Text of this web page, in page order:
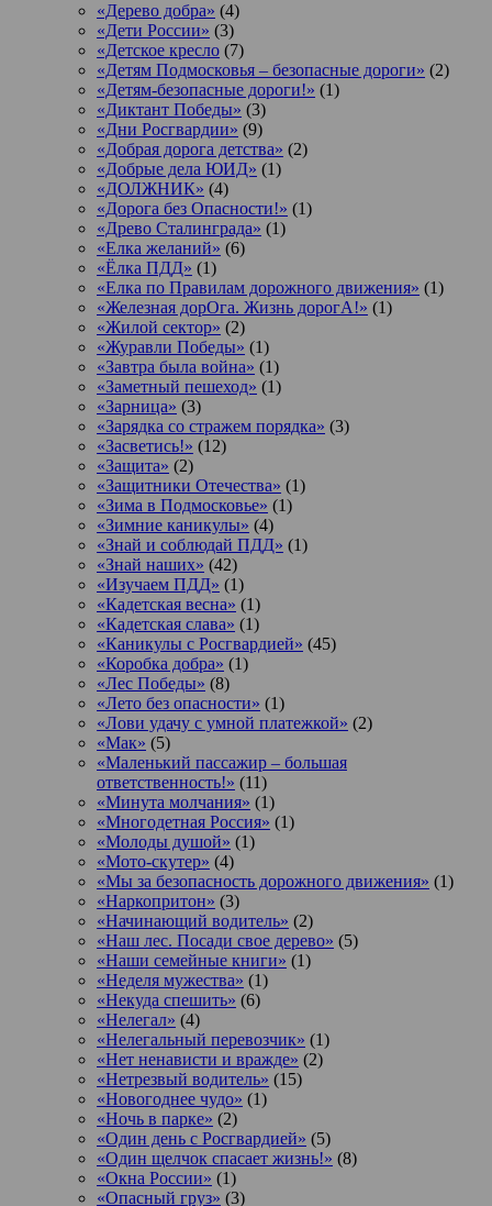
«Дерево добра» (4)
«Дети России» (3)
«Детское кресло (7)
«Детям Подмосковья – безопасные дороги» (2)
«Детям-безопасные дороги!» (1)
«Диктант Победы» (3)
«Дни Росгвардии» (9)
«Добрая дорога детства» (2)
«Добрые дела ЮИД» (1)
«ДОЛЖНИК» (4)
«Дорога без Опасности!» (1)
«Древо Сталинграда» (1)
«Елка желаний» (6)
«Ёлка ПДД» (1)
«Елка по Правилам дорожного движения» (1)
«Железная дорОга. Жизнь дорогА!» (1)
«Жилой сектор» (2)
«Журавли Победы» (1)
«Завтра была война» (1)
«Заметный пешеход» (1)
«Зарница» (3)
«Зарядка со стражем порядка» (3)
«Засветись!» (12)
«Защита» (2)
«Защитники Отечества» (1)
«Зима в Подмосковье» (1)
«Зимние каникулы» (4)
«Знай и соблюдай ПДД» (1)
«Знай наших» (42)
«Изучаем ПДД» (1)
«Кадетская весна» (1)
«Кадетская слава» (1)
«Каникулы с Росгвардией» (45)
«Коробка добра» (1)
«Лес Победы» (8)
«Лето без опасности» (1)
«Лови удачу с умной платежкой» (2)
«Мак» (5)
«Маленький пассажир – большая
ответственность!» (11)
«Минута молчания» (1)
«Многодетная Россия» (1)
«Молоды душой» (1)
«Мото-скутер» (4)
«Мы за безопасность дорожного движения» (1)
«Наркопритон» (3)
«Начинающий водитель» (2)
«Наш лес. Посади свое дерево» (5)
«Наши семейные книги» (1)
«Неделя мужества» (1)
«Некуда спешить» (6)
«Нелегал» (4)
«Нелегальный перевозчик» (1)
«Нет ненависти и вражде» (2)
«Нетрезвый водитель» (15)
«Новогоднее чудо» (1)
«Ночь в парке» (2)
«Один день с Росгвардией» (5)
«Один щелчок спасает жизнь!» (8)
«Окна России» (1)
«Опасный груз» (3)